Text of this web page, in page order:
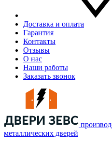
Доставка и оплата
Гарантия
Контакты
Отзывы
О нас
Наши работы
Заказать звонок
металлических дверей